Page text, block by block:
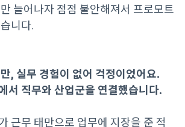
늘어나자 점점 불안해져서 프로모트
니다.
, 실무 경험이 없어 걱정이었어요.
서 직무와 산업군을 연결했습니다.
근무 태만으로 업무에 지장을 준 적